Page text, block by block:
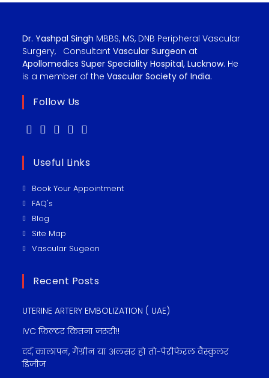
Dr. Yashpal Singh MBBS, MS, DNB Peripheral Vascular
Surgery, Consultant Vascular Surgeon at
Apollomedics Super Speciality Hospital, Lucknow. He
is a member of theVascular Society of India.
Follow Us
Useful Links
Book Your Appointment
FAQ's
Blog
Site Map
Vascular Sugeon
Recent Posts
UTERINE ARTERY EMBOLIZATION ( UAE)
IVC फ़िल्टर कितना जरूरी!!
दर्द, कालापन, गैंग्रीन या अलसर हो तो-पेरीफेरल वैस्कुलर
डिजीज